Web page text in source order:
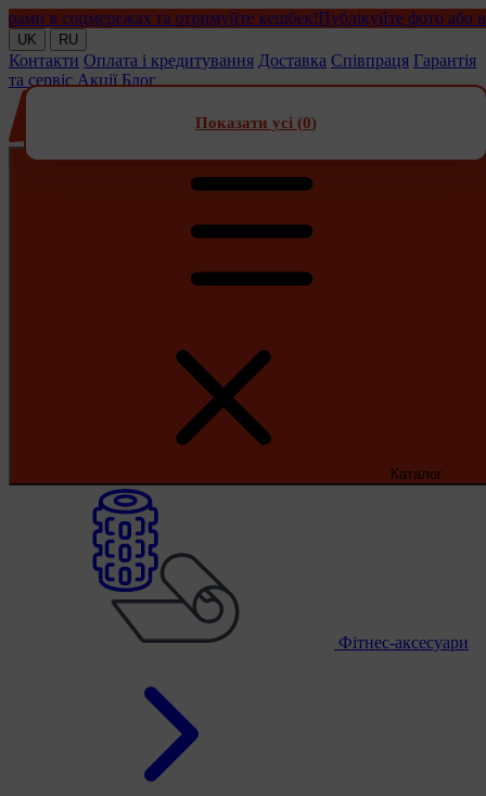
в соцмережах та отримуйте кешбек!Публікуйте фото або
UK RU
Контакти Оплата і кредитування Доставка Співпраця Гарантія
та сервіс Акції Блог
Каталог
Фітнес-аксесуари
Показати усі (0)